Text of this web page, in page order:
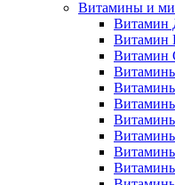
Витамины и
Витамин
Витамин
Витамин